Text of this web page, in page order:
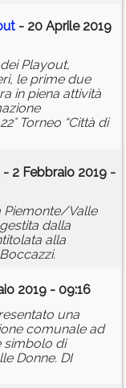
- 20 Aprile 2019
Playout,
le prime due
in piena attività
Torneo “Città di
- 2 Febbraio 2019 -
Piemonte/Valle
dalla
alla
2019 - 09:16
una
comunale ad
simbolo di
Donne. DI